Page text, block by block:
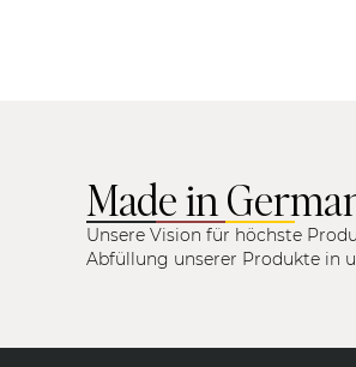
Made in
Unsere Vision für höchste
Abfüllung unserer Produkte in